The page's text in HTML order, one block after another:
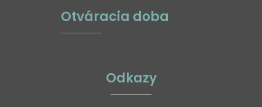
Otváracia doba
Odkazy